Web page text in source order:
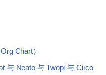
Chart）
与 Neato 与 Twopi 与 Circo